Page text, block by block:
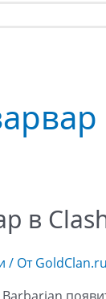
в
/ От GoldClan.ru